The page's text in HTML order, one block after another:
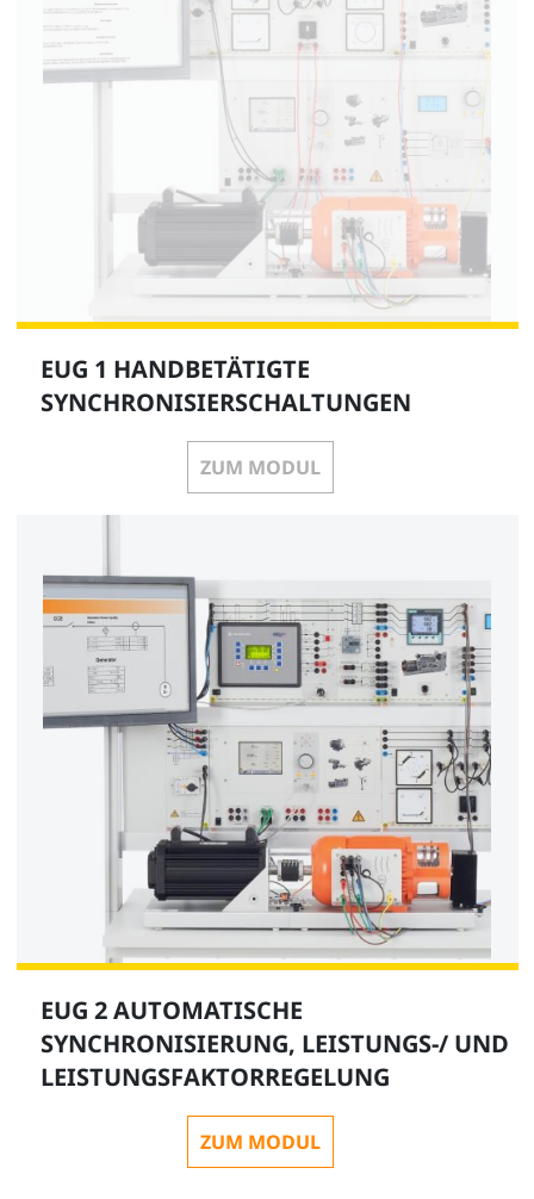
EUG 1 HANDBETÄTIGTE
SYNCHRONISIERSCHALTUNGEN
ZUM MODUL
EUG 2 AUTOMATISCHE
SYNCHRONISIERUNG, LEISTUNGS-/ UND
LEISTUNGSFAKTORREGELUNG
ZUM MODUL